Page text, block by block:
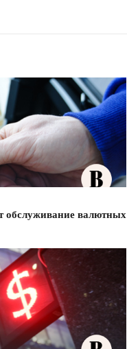
обслуживание валютных